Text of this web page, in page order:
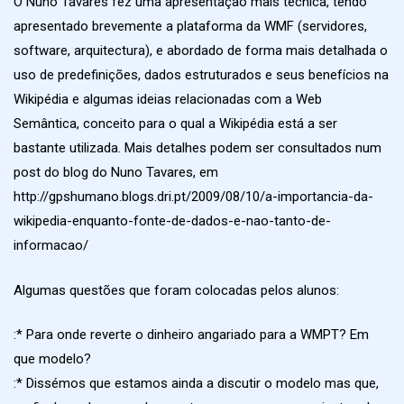
apresentado brevemente a plataforma da WMF (servidores,
software, arquitectura), e abordado de forma mais detalhada o
uso de predefinições, dados estruturados e seus benefícios na
Wikipédia e algumas ideias relacionadas com a Web
Semântica, conceito para o qual a Wikipédia está a ser
bastante utilizada. Mais detalhes podem ser consultados num
post do blog do Nuno Tavares, em
http://gpshumano.blogs.dri.pt/2009/08/10/a-importancia-da-
wikipedia-enquanto-fonte-de-dados-e-nao-tanto-de-
informacao/
Algumas questões que foram colocadas pelos alunos:
:* Para onde reverte o dinheiro angariado para a WMPT? Em
que modelo?
:* Dissémos que estamos ainda a discutir o modelo mas que,